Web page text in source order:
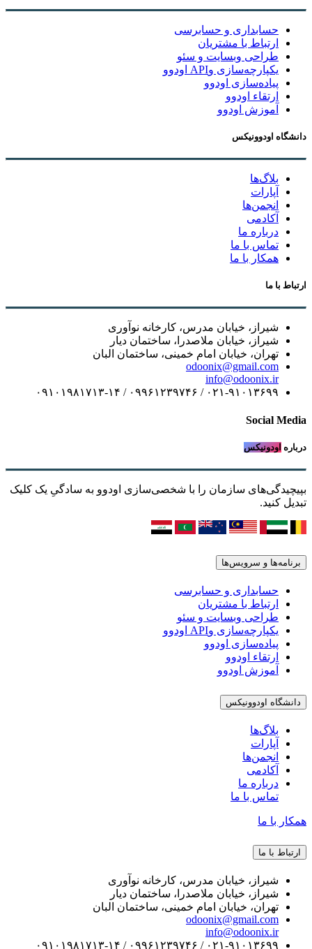
حسابداری و حسابرسی
ارتباط با مشتریان
طراحی وبسایت و سئو
یکپارچه‌سازی وAPI اودوو
پیاده‌سازی اودوو
ارتقاء اودوو
آموزش اودوو
دانشگاه اودوونیکس
بلاگ‌ها
آپارات
انجمن‌ها
آکادمی
درباره ما
تماس با ما
همکار با ما
ارتباط با ما
شیراز، خیابان مدرس، کارخانه نوآوری
شیراز، خیابان ملاصدرا، ساختمان دیار
تهران، خیابان امام خمینی، ساختمان البان
odoonix@gmail.com
info@odoonix.ir
۰۲۱-۹۱۰۱۳۶۹۹ / ۰۹۹۶۱۲۳۹۷۴۶ / ۰۹۱۰۱۹۸۱۷۱۳-۱۴
Social Media
درباره اودونیکس
بپیچیدگی‌های سازمان را با شخصی‌سازی اودوو به سادگیِ یک کلیک
تبدیل کنید.
برنامه‌ها و سرویس‌ها
حسابداری و حسابرسی
ارتباط با مشتریان
طراحی وبسایت و سئو
یکپارچه‌سازی وAPI اودوو
پیاده‌سازی اودوو
ارتقاء اودوو
آموزش اودوو
دانشگاه اودوونیکس
بلاگ‌ها
آپارات
انجمن‌ها
آکادمی
درباره ما
تماس با ما
همکار با ما
ارتباط با ما
شیراز، خیابان مدرس، کارخانه نوآوری
شیراز، خیابان ملاصدرا، ساختمان دیار
تهران، خیابان امام خمینی، ساختمان البان
odoonix@gmail.com
info@odoonix.ir
۰۲۱-۹۱۰۱۳۶۹۹ / ۰۹۹۶۱۲۳۹۷۴۶ / ۰۹۱۰۱۹۸۱۷۱۳-۱۴